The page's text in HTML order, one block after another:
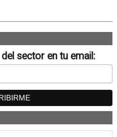
sector en tu email: